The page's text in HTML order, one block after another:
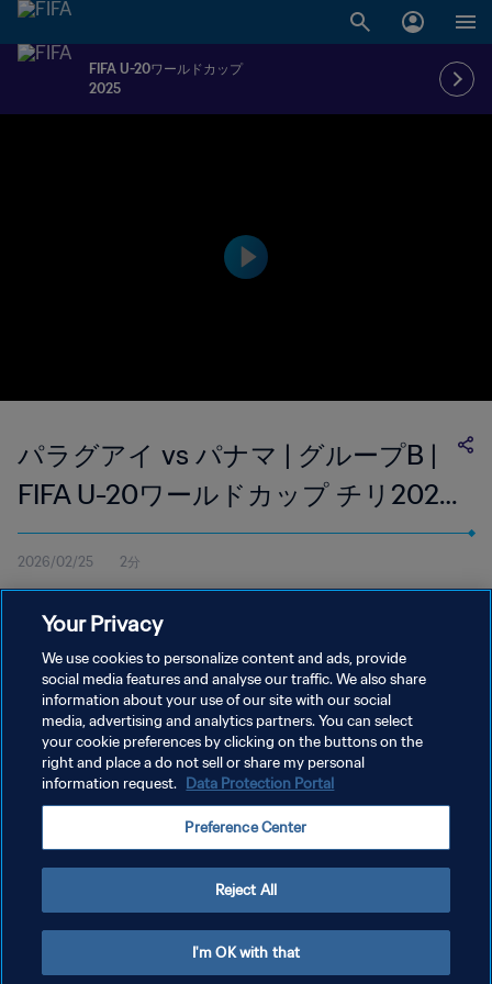
FIFA U-20ワールドカップ
2025
パラグアイ vs パナマ | グループB |
FIFA U-20ワールドカップ チリ2025
| ハイライト
2026/02/25 2分
ィゲロア・ブランデルで行われたパラグアイ対パナマのハイライ
トを視聴。
プライバシーポリシー
クッキー設定の管理
Copyright © 1994 - 2026 FIFA. All rights reserved.
Your Privacy
We use cookies to personalize content and ads, provide
social media features and analyse our traffic. We also share
information about your use of our site with our social
media, advertising and analytics partners. You can select
your cookie preferences by clicking on the buttons on the
right and place a do not sell or share my personal
information request. Data Protection Portal
Preference Center
Reject All
I'm OK with that